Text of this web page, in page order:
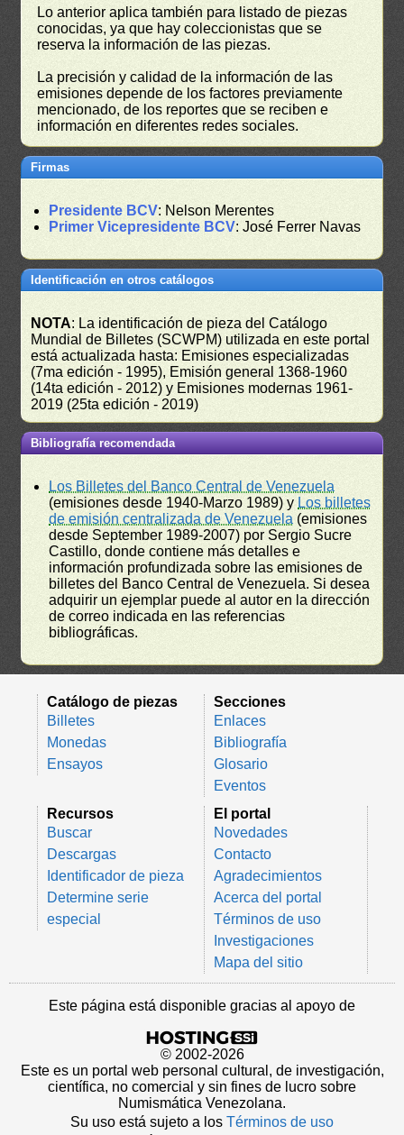
Lo anterior aplica también para listado de piezas
conocidas, ya que hay coleccionistas que se
reserva la información de las piezas.
La precisión y calidad de la información de las
emisiones depende de los factores previamente
mencionado, de los reportes que se reciben e
información en diferentes redes sociales.
Firmas
Presidente BCV: Nelson Merentes
Primer Vicepresidente BCV: José Ferrer Navas
Identificación en otros catálogos
NOTA: La identificación de pieza del Catálogo
Mundial de Billetes (SCWPM) utilizada en este portal
está actualizada hasta: Emisiones especializadas
(7ma edición - 1995), Emisión general 1368-1960
(14ta edición - 2012) y Emisiones modernas 1961-
2019 (25ta edición - 2019)
Bibliografía recomendada
Los Billetes del Banco Central de Venezuela
(emisiones desde 1940-Marzo 1989) y Los billetes
de emisión centralizada de Venezuela (emisiones
desde September 1989-2007) por Sergio Sucre
Castillo, donde contiene más detalles e
información profundizada sobre las emisiones de
billetes del Banco Central de Venezuela. Si desea
adquirir un ejemplar puede al autor en la dirección
de correo indicada en las referencias
bibliográficas.
Catálogo de piezas
Billetes
Monedas
Ensayos
Secciones
Enlaces
Bibliografía
Glosario
Eventos
Recursos
Buscar
Descargas
Identificador de pieza
Determine serie
especial
El portal
Novedades
Contacto
Agradecimientos
Acerca del portal
Términos de uso
Investigaciones
Mapa del sitio
Este página está disponible gracias al apoyo de
© 2002-2026
Este es un portal web personal cultural, de investigación,
científica, no comercial y sin fines de lucro sobre
Numismática Venezolana.
Su uso está sujeto a los Términos de uso